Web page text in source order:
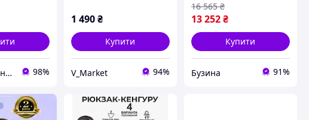
MegaSale - інтернет-супермаркет 98%
1 490 ₴
Купити
V_Market 94%
13 252₴
16 565 ₴
Купити
Бузина 91%